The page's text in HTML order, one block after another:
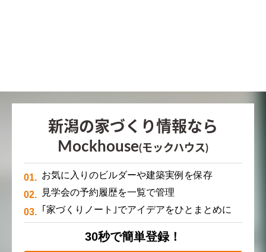
新潟の家づくり情報なら
Mockhouse(モックハウス)
お気に入りのビルダーや建築実例を保存
見学会の予約履歴を一覧で管理
｢家づくりノート｣でアイデアをひとまとめに
30秒で簡単登録！